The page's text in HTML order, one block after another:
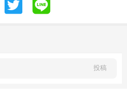
投稿